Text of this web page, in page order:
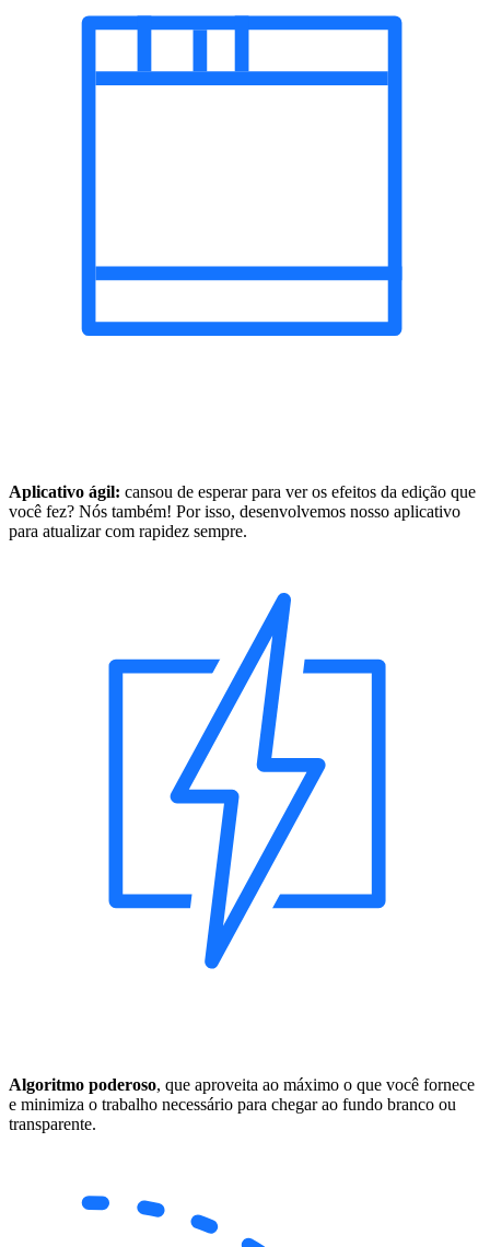
Aplicativo ágil: cansou de esperar para ver os efeitos da edição que
você fez? Nós também! Por isso, desenvolvemos nosso aplicativo
para atualizar com rapidez sempre.
Algoritmo poderoso, que aproveita ao máximo o que você fornece
e minimiza o trabalho necessário para chegar ao fundo branco ou
transparente.